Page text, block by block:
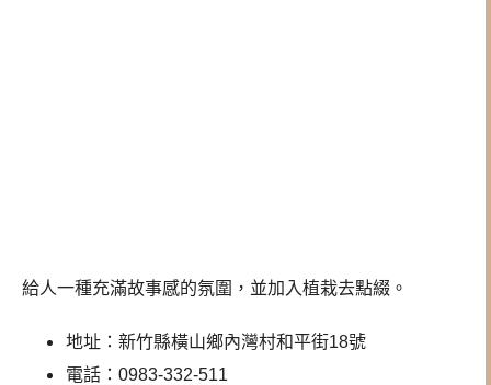
給人一種充滿故事感的氛圍，並加入植栽去點綴。
地址：新竹縣橫山鄉內灣村和平街18號
電話：0983-332-511